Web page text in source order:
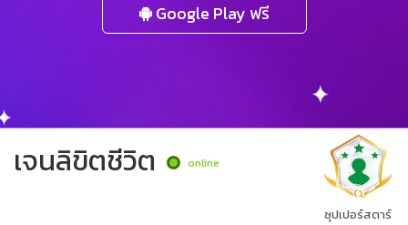
Google Play ฟรี
เจนลิขิตชีวิต online
ซุปเปอร์สตาร์